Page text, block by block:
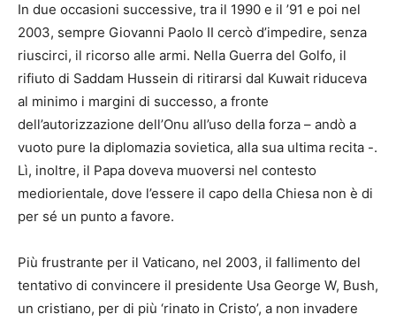
In due occasioni successive, tra il 1990 e il ’91 e poi nel
2003, sempre Giovanni Paolo II cercò d’impedire, senza
riuscirci, il ricorso alle armi. Nella Guerra del Golfo, il
rifiuto di Saddam Hussein di ritirarsi dal Kuwait riduceva
al minimo i margini di successo, a fronte
dell’autorizzazione dell’Onu all’uso della forza – andò a
vuoto pure la diplomazia sovietica, alla sua ultima recita -.
Lì, inoltre, il Papa doveva muoversi nel contesto
mediorientale, dove l’essere il capo della Chiesa non è di
per sé un punto a favore.
Più frustrante per il Vaticano, nel 2003, il fallimento del
tentativo di convincere il presidente Usa George W, Bush,
un cristiano, per di più ‘rinato in Cristo’, a non invadere